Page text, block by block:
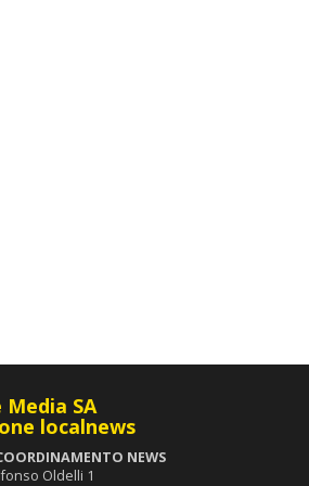
Media SA
localnews
NEWS
Oldelli 1